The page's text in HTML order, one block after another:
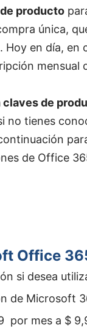
producto
única,
en día, en
mensual
claves de
no tienes
de Office
Office
si desea
de Microsoft
por mes a $